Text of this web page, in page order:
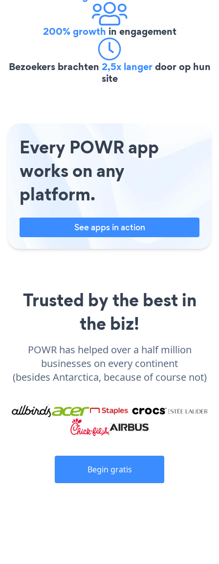
200% growth in engagement
Bezoekers brachten 2,5x langerdoor op hun
site
Every POWR app
works on any
platform.
See apps in action
Trusted by the best in
the biz!
POWR has helped over a half million
businesses on every continent
(besides Antarctica, because of course not)
Begin gratis